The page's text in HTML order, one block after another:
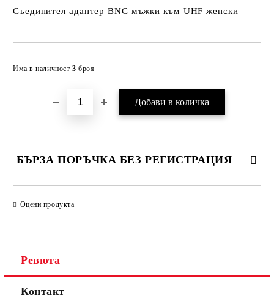
Съединител адаптер BNC мъжки към UHF женски
Има в наличност 3 броя
БЪРЗА ПОРЪЧКА БЕЗ РЕГИСТРАЦИЯ
Ние ще се свържем с вас в рамките на работния ден.
Оцени продукта
Ревюта
Контакт